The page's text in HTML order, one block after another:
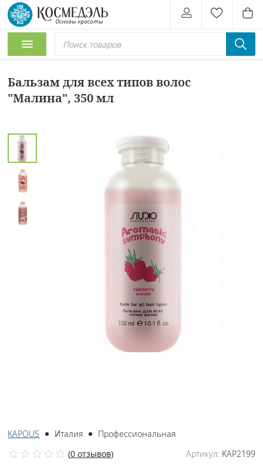
Бальзам для всех типов волос
"Малина", 350 мл
KAPOUS Италия
Профессиональная
Артикул:KAP2199
(0 отзывов)